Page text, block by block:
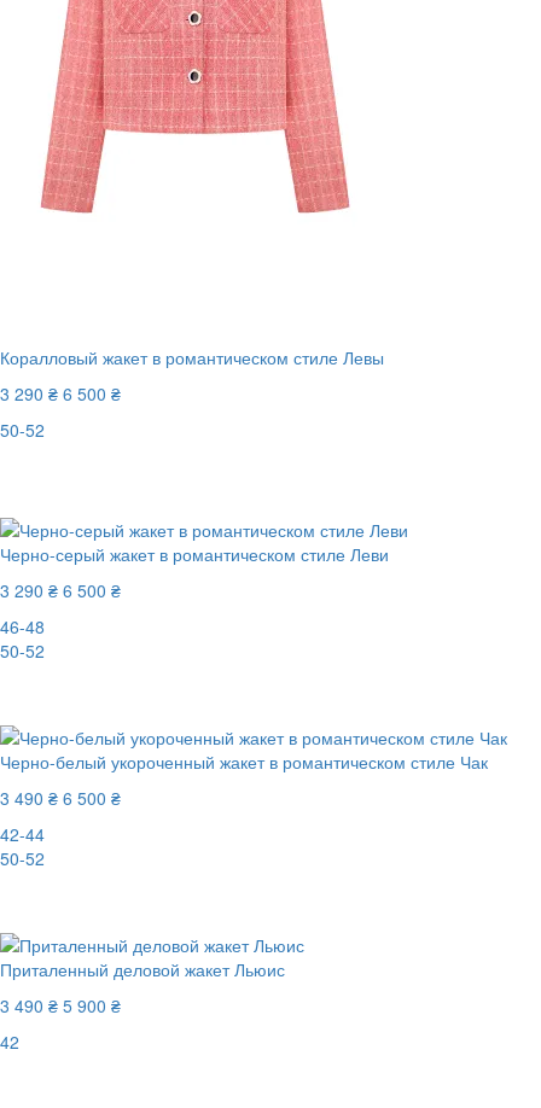
Коралловый жакет в романтическом стиле Левы
3 290 ₴ 6 500 ₴
50-52
Черно-серый жакет в романтическом стиле Леви
3 290 ₴ 6 500 ₴
46-48
50-52
Черно-белый укороченный жакет в романтическом стиле Чак
3 490 ₴ 6 500 ₴
42-44
50-52
Приталенный деловой жакет Льюис
3 490 ₴ 5 900 ₴
42